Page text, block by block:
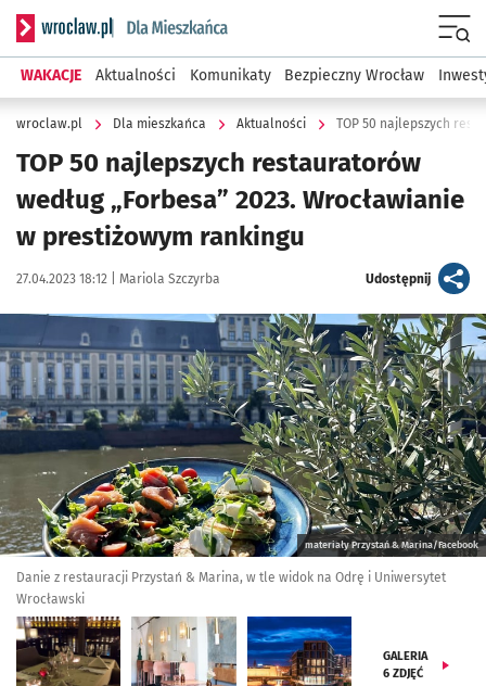
Serwis informacyjny wroclaw.pl podserwis: Dla mieszkańca
WAKACJE Aktualności Komunikaty Bezpieczny Wrocław
wroclaw.pl Dla mieszkańca Aktualności
TOP 50 najlepszych restauratorów
według „Forbesa” 2023. Wrocławianie
w prestiżowym rankingu
Data publikacji:
27.04.2023 18:12 | Autor:
Mariola Szczyrba Udostępnijartykuł
Kliknij, aby zobaczyć galerię
materiały Przystań & Marina/Facebook
Danie z restauracji Przystań & Marina, w tle widok na Odrę i Uniwersytet
Wrocławski
GALERIA
6 ZDJĘĆ